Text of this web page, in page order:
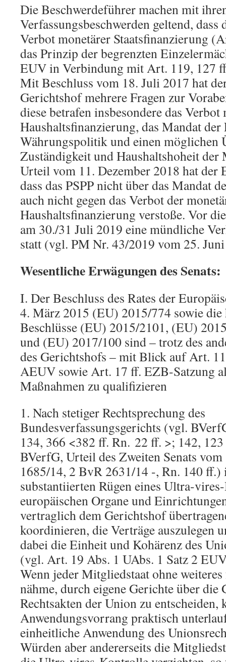
Die Beschwerdeführer machen mit
Verfassungsbeschwerden geltend, dass
Verbot monetärer Staatsfinanzierung
das Prinzip der begrenzten
EUV in Verbindung mit Art. 119, 127
Mit Beschluss vom 18. Juli 2017 hat
Gerichtshof mehrere Fragen zur
diese betrafen insbesondere das Verbot
Haushaltsfinanzierung, das Mandat
Währungspolitik und einen möglichen
Zuständigkeit und Haushaltshoheit
Urteil vom 11. Dezember 2018 hat der
dass das PSPP nicht über das Mandat
auch nicht gegen das Verbot der
Haushaltsfinanzierung verstoße. Vor
am 30./31 Juli 2019 eine mündliche
statt (vgl. PM Nr. 43/2019 vom 25.
Wesentliche Erwägungen des Senats:
I. Der Beschluss des Rates der
4. März 2015 (EU) 2015/774 sowie
Beschlüsse (EU) 2015/2101, (EU)
und (EU) 2017/100 sind – trotz des
des Gerichtshofs – mit Blick auf Art.
AEUV sowie Art. 17 ff. EZB-Satzung
Maßnahmen zu qualifizieren
1. Nach stetiger Rechtsprechung des
Bundesverfassungsgerichts (vgl.
134, 366 <382 ff. Rn. 22 ff. >; 142,
BVerfG, Urteil des Zweiten Senats
1685/14, 2 BvR 2631/14 -, Rn. 140 ff.)
substantiierten Rügen eines Ultra-
europäischen Organe und
vertraglich dem Gerichtshof
koordinieren, die Verträge auszulegen
dabei die Einheit und Kohärenz des
(vgl. Art. 19 Abs. 1 UAbs. 1 Satz 2
Wenn jeder Mitgliedstaat ohne
nähme, durch eigene Gerichte über
Rechtsakten der Union zu entscheiden,
Anwendungsvorrang praktisch
einheitliche Anwendung des
Würden aber andererseits die